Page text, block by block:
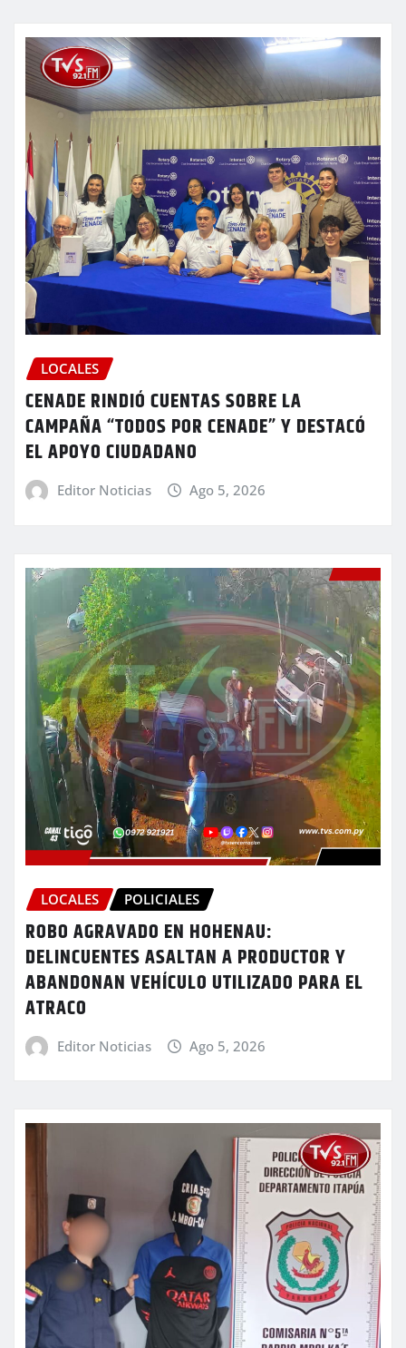
LOCALES
CENADE RINDIÓ CUENTAS SOBRE LA
CAMPAÑA “TODOS POR CENADE” Y DESTACÓ
EL APOYO CIUDADANO
Editor Noticias Ago 5, 2026
LOCALES POLICIALES
ROBO AGRAVADO EN HOHENAU:
DELINCUENTES ASALTAN A PRODUCTOR Y
ABANDONAN VEHÍCULO UTILIZADO PARA EL
ATRACO
Editor Noticias Ago 5, 2026